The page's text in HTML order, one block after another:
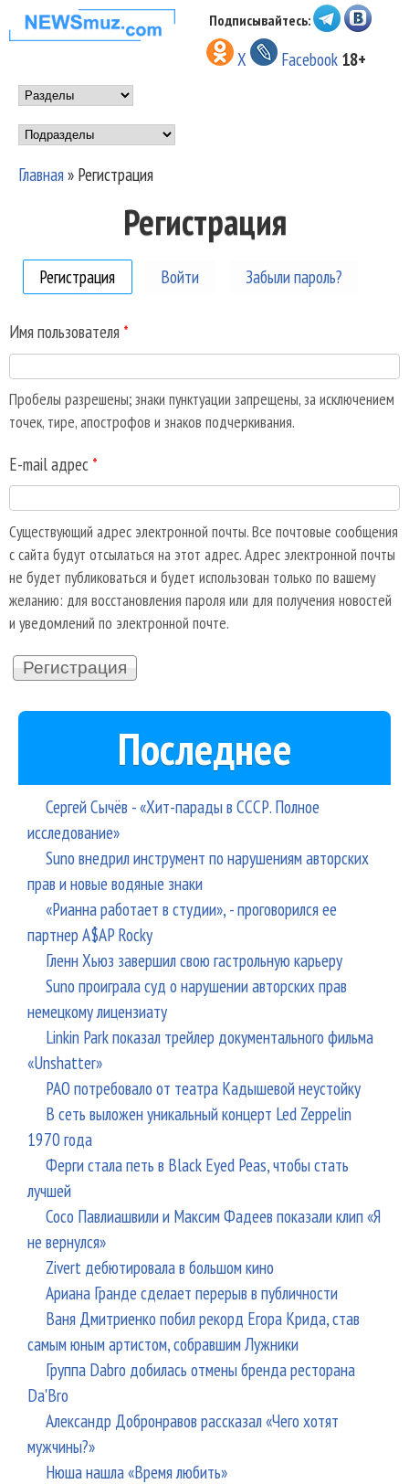
Перейти к основному
содержанию
НОВОСТИ
МУЗЫКИ И
ШОУ БИЗНЕСА
NEWSMUZ.COM
Подписывайтесь:
X Facebook 18+
Main menu
Подразделы
Главная» Регистрация
Регистрация
Регистрация (активная вкладка)
Войти Забыли пароль?
Имя пользователя *
Пробелы разрешены; знаки пунктуации запрещены, за исключением
точек, тире, апострофов и знаков подчеркивания.
E-mail адрес *
Существующий адрес электронной почты. Все почтовые сообщения
с сайта будут отсылаться на этот адрес. Адрес электронной почты
не будет публиковаться и будет использован только по вашему
желанию: для восстановления пароля или для получения новостей
и уведомлений по электронной почте.
Последнее
Сергей Сычёв - «Хит-парады в СССР. Полное
исследование»
Suno внедрил инструмент по нарушениям авторских
прав и новые водяные знаки
«Рианна работает в студии», - проговорился ее
партнер A$AP Rocky
Гленн Хьюз завершил свою гастрольную карьеру
Suno проиграла суд о нарушении авторских прав
немецкому лицензиату
Linkin Park показал трейлер документального фильма
«Unshatter»
РАО потребовало от театра Кадышевой неустойку
В сеть выложен уникальный концерт Led Zeppelin
1970 года
Ферги стала петь в Black Eyed Peas, чтобы стать
лучшей
Сосо Павлиашвили и Максим Фадеев показали клип «Я
не вернулся»
Zivert дебютировала в большом кино
Ариана Гранде сделает перерыв в публичности
Ваня Дмитриенко побил рекорд Егора Крида, став
самым юным артистом, собравшим Лужники
Группа Dabro добилась отмены бренда ресторана
Da'Bro
Александр Добронравов рассказал «Чего хотят
мужчины?»
Нюша нашла «Время любить»